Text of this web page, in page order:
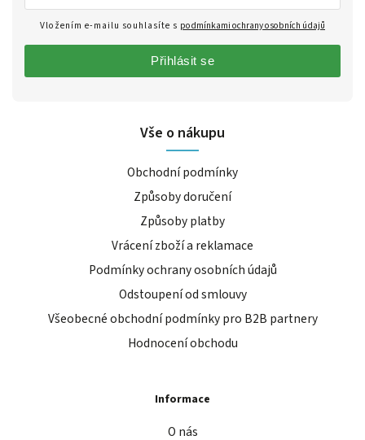
Vše o nákupu
Obchodní podmínky
Způsoby doručení
Způsoby platby
Vrácení zboží a reklamace
Podmínky ochrany osobních údajů
Odstoupení od smlouvy
Všeobecné obchodní podmínky pro B2B partnery
Hodnocení obchodu
Informace
O nás
Vložením e-mailu souhlasíte s podmínkami ochrany osobních údajů
Přihlásit se